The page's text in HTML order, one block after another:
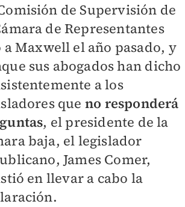
de Supervisión de
de Representantes
a Maxwell el año pasado, y
sus abogados han dicho
a los
que no responderá
, el presidente de la
baja, el legislador
James Comer,
en llevar a cabo la